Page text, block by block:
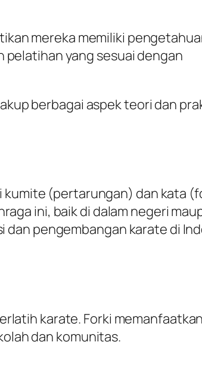
mereka memiliki
pelatihan yang sesuai dengan
berbagai aspek teori dan
kumite (pertarungan) dan kata
ini, baik di dalam negeri
pengembangan karate di
karate. Forki memanfaatkan
dan komunitas.